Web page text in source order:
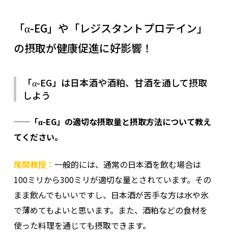
「α-EG」や「レジスタントプロテイン」
の摂取が健康促進に好影響！
「α-EG」は日本酒や酒粕、甘酒を通して摂取
しよう
──「α-EG」の適切な摂取量と摂取方法について教え
てください。
尾関教授： 一般的には、通常の日本酒を飲む場合は
100ミリから300ミリが適切な量とされています。その
まま飲んでもいいですし、日本酒が苦手な方は水や氷
で薄めてもよいと思います。また、酒粕などの食材を
使った料理を通じても摂取できます。